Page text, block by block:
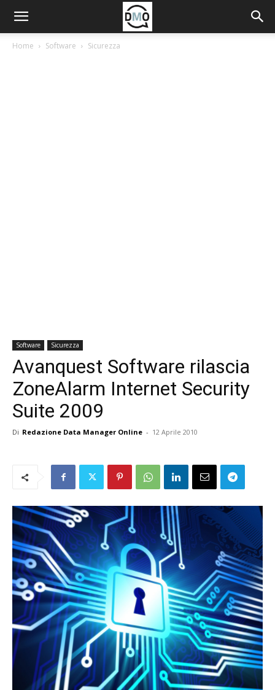
Home Software Sicurezza
Software Sicurezza
Avanquest Software rilascia
ZoneAlarm Internet Security
Suite 2009
Di Redazione Data Manager Online - 12 Aprile 2010